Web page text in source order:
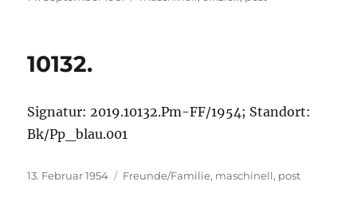
10132.
Signatur: 2019.10132.Pm-FF/1954; Standort:
Bk/Pp_blau.001
Veröffentlicht
13. Februar 1954 Kategorien
Freunde/Familie, maschinell, post